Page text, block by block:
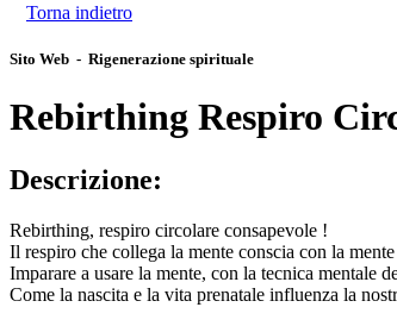
Torna indietro
Sito Web - Rigenerazione spirituale
Rebirthing Respiro
Descrizione:
Rebirthing, respiro circolare consapevole !
Il respiro che collega la mente conscia con la
Imparare a usare la mente, con la tecnica mentale
Come la nascita e la vita prenatale influenza la